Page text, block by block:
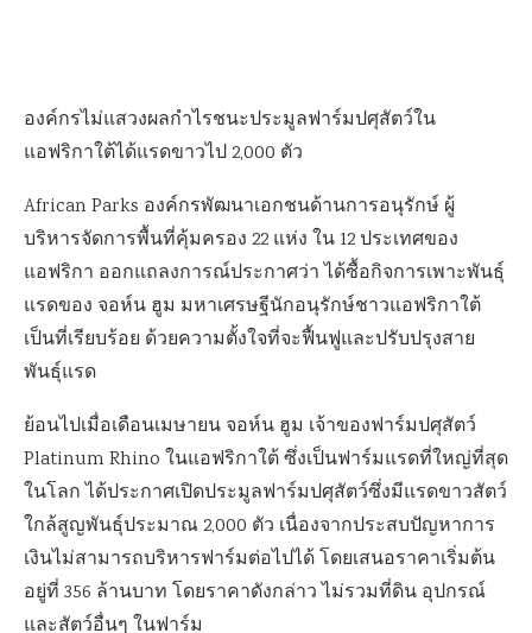
องค์กรไม่แสวงผลกำไรชนะประมูลฟาร์มปศุสัตว์ใน
แอฟริกาใต้ได้แรดขาวไป 2,000 ตัว
African Parks องค์กรพัฒนาเอกชนด้านการอนุรักษ์ ผู้
บริหารจัดการพื้นที่คุ้มครอง 22 แห่ง ใน 12 ประเทศของ
แอฟริกา ออกแถลงการณ์ประกาศว่า ได้ซื้อกิจการเพาะพันธุ์
แรดของ จอห์น ฮูม มหาเศรษฐีนักอนุรักษ์ชาวแอฟริกาใต้
เป็นที่เรียบร้อย ด้วยความตั้งใจที่จะฟื้นฟูและปรับปรุงสาย
พันธุ์แรด
ย้อนไปเมื่อเดือนเมษายน จอห์น ฮูม เจ้าของฟาร์มปศุสัตว์
Platinum Rhino ในแอฟริกาใต้ซึ่งเป็นฟาร์มแรดที่ใหญ่ที่สุด
ในโลกได้ประกาศเปิดประมูลฟาร์มปศุสัตว์ซึ่งมีแรดขาวสัตว์
ใกล้สูญพันธุ์ประมาณ 2,000 ตัว เนื่องจากประสบปัญหาการ
เงินไม่สามารถบริหารฟาร์มต่อไปได้ โดยเสนอราคาเริ่มต้น
อยู่ที่ 356 ล้านบาท โดยราคาดังกล่าว ไม่รวมที่ดิน อุปกรณ์
และสัตว์อื่นๆ ในฟาร์ม